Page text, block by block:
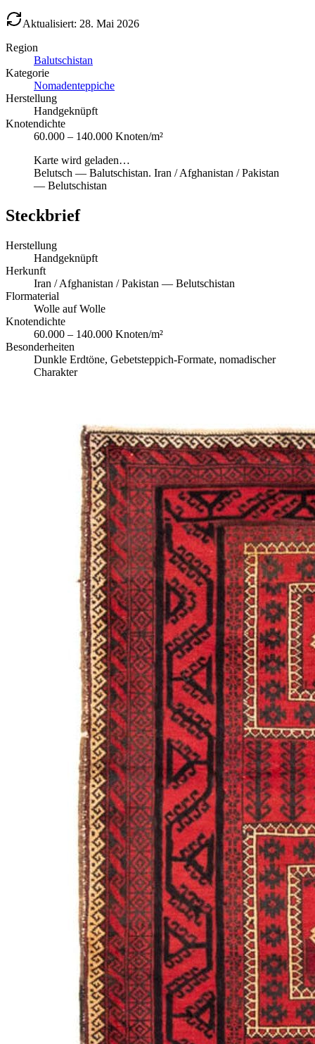
Aktualisiert: 28. Mai 2026
Region
Balutschistan
Kategorie
Nomadenteppiche
Herstellung
Handgeknüpft
Knotendichte
60.000 – 140.000 Knoten/m²
Karte wird geladen…
Belutsch — Balutschistan. Iran / Afghanistan / Pakistan
— Belutschistan
Steckbrief
Herstellung
Handgeknüpft
Herkunft
Iran / Afghanistan / Pakistan — Belutschistan
Flormaterial
Wolle auf Wolle
Knotendichte
60.000 – 140.000 Knoten/m²
Besonderheiten
Dunkle Erdtöne, Gebetsteppich-Formate, nomadischer
Charakter